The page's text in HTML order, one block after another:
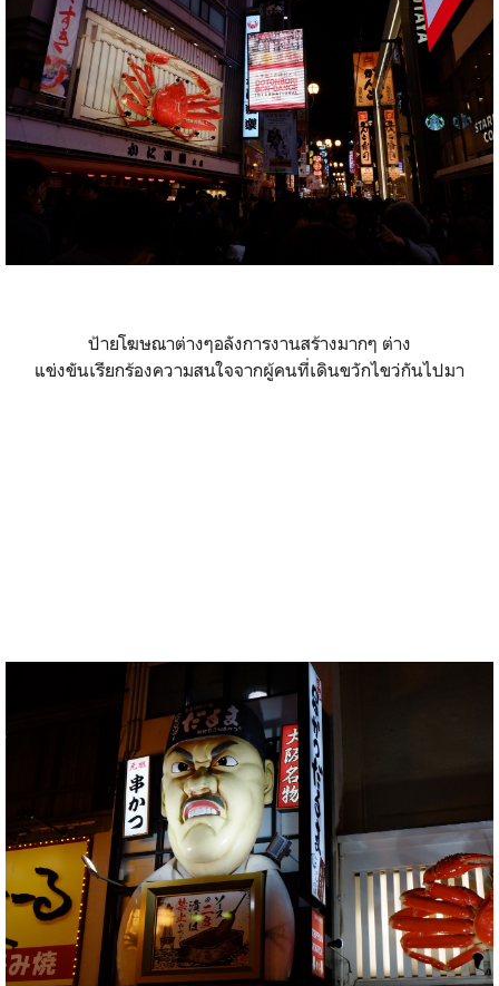
ป้ายโฆษณาต่างๆอลังการงานสร้างมากๆ ต่าง
แข่งขันเรียกร้องความสนใจจากผู้คนที่เดินขวักไขว่กันไปมา